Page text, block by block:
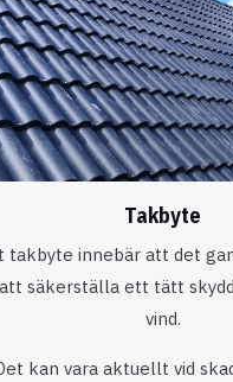
Takbyte
takbyte innebär att det
säkerställa ett tätt
vind.
kan vara aktuellt vid